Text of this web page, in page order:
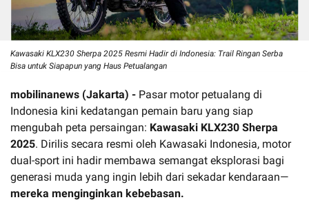
Kawasaki KLX230 Sherpa 2025 Resmi Hadir di Indonesia: Trail Ringan Serba
Bisa untuk Siapapun yang Haus Petualangan
mobilinanews (Jakarta) - Pasar motor petualang di
Indonesia kini kedatangan pemain baru yang siap
mengubah peta persaingan: Kawasaki KLX230 Sherpa
2025. Dirilis secara resmi oleh Kawasaki Indonesia, motor
dual-sport ini hadir membawa semangat eksplorasi bagi
generasi muda yang ingin lebih dari sekadar kendaraan—
mereka menginginkan kebebasan.